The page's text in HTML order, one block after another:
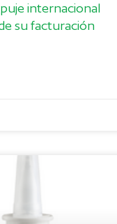
internacional
su facturación